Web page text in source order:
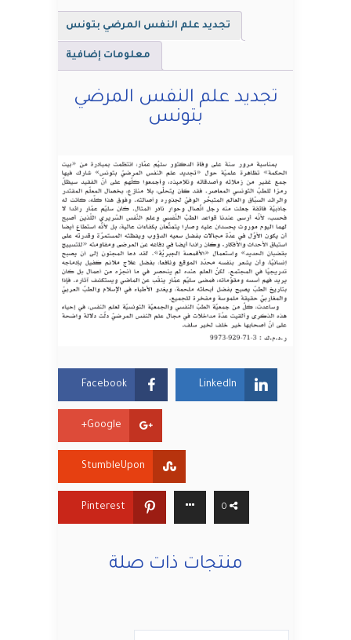
تجديد علم النفس المرضي بتونس
معلومات إضافية
تجديد علم النفس المرضي
بتونس
Facebook LinkedIn
Google+
StumbleUpon
Pinterest 0
منتجات ذات صلة